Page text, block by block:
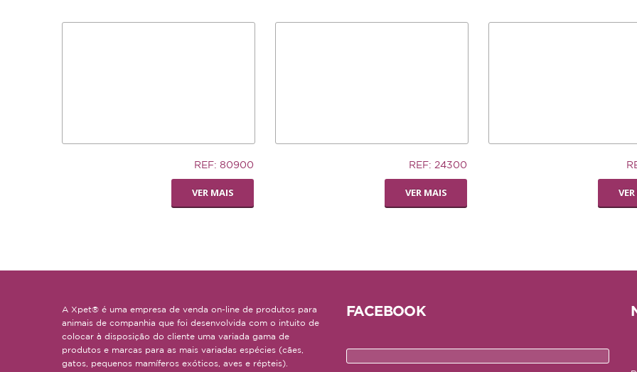
REF: 80900
VER MAIS
REF: 24300
VER MAIS
A Xpet® é uma empresa de venda on-line de produtos para
animais de companhia que foi desenvolvida com o intuito de
colocar à disposição do cliente uma variada gama de
produtos e marcas para as mais variadas espécies (cães,
gatos, pequenos mamíferos exóticos, aves e répteis).
FACEBOOK